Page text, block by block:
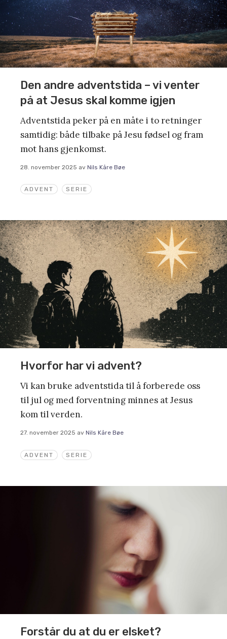
ADVENT SERIE
Den andre adventstida – vi venter
på at Jesus skal komme igjen
Adventstida peker på en måte i to retninger
samtidig: både tilbake på Jesu fødsel og fram
mot hans gjenkomst.
28. november 2025 av Nils Kåre Bøe
ADVENT SERIE
Hvorfor har vi advent?
Vi kan bruke adventstida til å forberede oss
til jul og med forventning minnes at Jesus
kom til verden.
27. november 2025 av Nils Kåre Bøe
Forstår du at du er elsket?